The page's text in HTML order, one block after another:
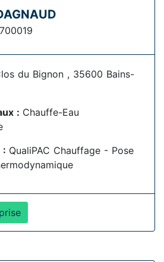
du Bignon , 35600 Bains-
: Chauffe-Eau
: QualiPAC Chauffage - Pose